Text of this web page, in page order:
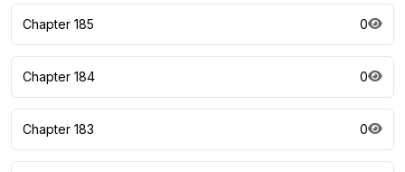
Chapter 185 0
Chapter 184 0
Chapter 183 0